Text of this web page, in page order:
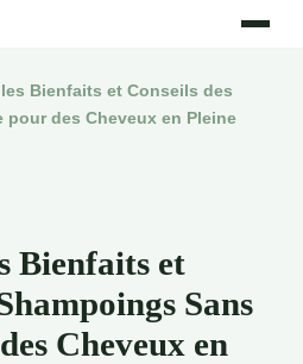
les Bienfaits et Conseils des
pour des Cheveux en Pleine
Bienfaits et
Sans
Cheveux en